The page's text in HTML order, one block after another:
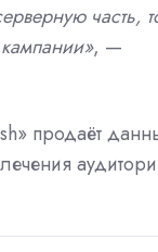
часть,
, —
продаёт